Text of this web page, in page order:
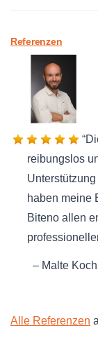
Referenzen
reibungslos
haben meine
Biteno allen
Malte Koch
Alle Referenzen